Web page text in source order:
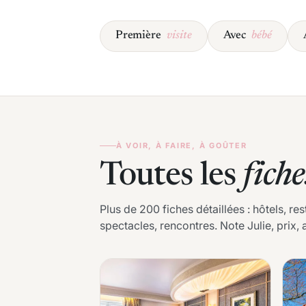
Première visite Avec bébé
À VOIR, À FAIRE, À GOÛTER
Toutes les
Plus de 200 fiches détaillées : hôtels,
spectacles, rencontres. Note Julie, prix,